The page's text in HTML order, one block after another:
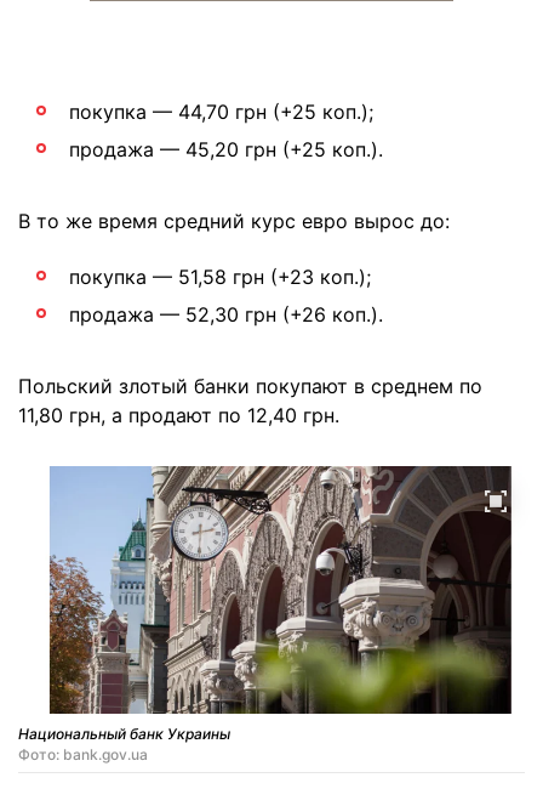
покупка — 44,70 грн (+25 коп.);
продажа — 45,20 грн (+25 коп.).
В то же время средний курс евро вырос до:
покупка — 51,58 грн (+23 коп.);
продажа — 52,30 грн (+26 коп.).
Польский злотый банки покупают в среднем по
11,80 грн, а продают по 12,40 грн.
Национальный банк Украины
Фото: bank.gov.ua